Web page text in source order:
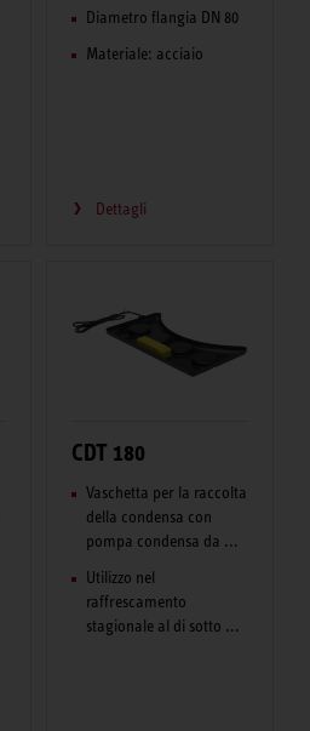
Diametro flangia DN 80
Materiale: acciaio
Dettagli
CDT 180
Vaschetta per la raccolta
della condensa con
pompa condensa da ...
Utilizzo nel
raffrescamento
stagionale al di sotto ...